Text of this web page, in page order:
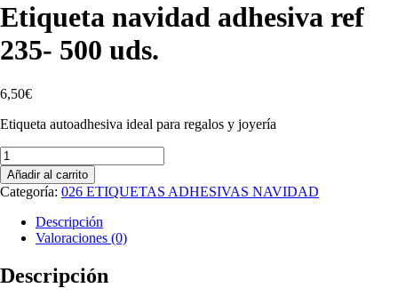
Etiqueta navidad adhesiva ref
235- 500 uds.
6,50€
Etiqueta autoadhesiva ideal para regalos y joyería
Etiqueta
navidad
adhesiva
ref
235-
cantidad
Añadir al carrito
Categoría: 026 ETIQUETAS ADHESIVAS NAVIDAD
Descripción
Valoraciones (0)
Descripción